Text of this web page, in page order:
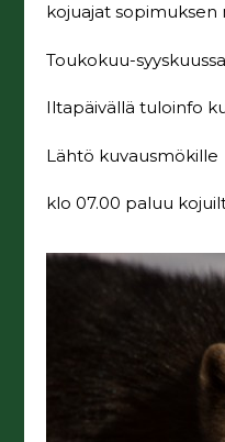
kojuajat sopimuksen
Toukokuu-
Iltapäivällä tuloinfo
Lähtö kuvausmökille
klo 07.00 paluu